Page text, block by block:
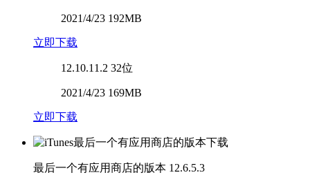
2021/4/23 192MB
立即下载
12.10.11.2 32位
2021/4/23 169MB
立即下载
最后一个有应用商店的版本 12.6.5.3